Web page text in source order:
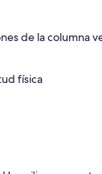
de la columna
física